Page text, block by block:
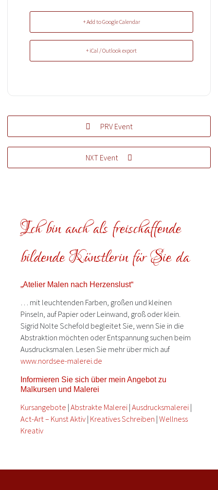
+ Add to Google Calendar
+ iCal / Outlook export
PRV Event
NXT Event
Ich bin auch als freischaffende
bildende Künstlerin für Sie da
„Atelier Malen nach Herzenslust“
… mit leuchtenden Farben, großen und kleinen
Pinseln, auf Papier oder Leinwand, groß oder klein.
Sigrid Nolte Schefold begleitet Sie, wenn Sie in die
Abstraktion möchten oder Entspannung suchen beim
Ausdrucksmalen. Lesen Sie mehr über mich auf
www.nordsee-malerei.de
Informieren Sie sich über mein Angebot zu
Malkursen und Malerei
Kursangebote |Abstrakte Malerei |Ausdrucksmalerei |
Act-Art – Kunst Aktiv | Kreatives Schreiben |Wellness
Kreativ